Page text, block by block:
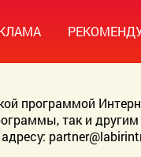
программой
так и